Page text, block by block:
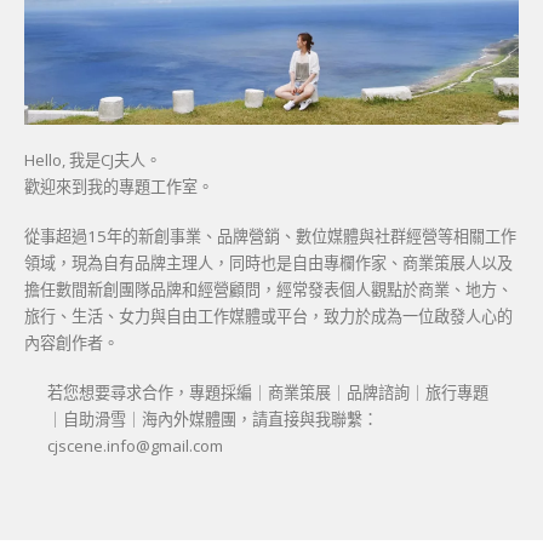
Hello, 我是CJ夫人。
歡迎來到我的專題工作室。
從事超過15年的新創事業、品牌營銷、數位媒體與社群經營等相關工作
領域，現為自有品牌主理人，同時也是自由專欄作家、商業策展人以及
擔任數間新創團隊品牌和經營顧問，經常發表個人觀點於商業、地方、
旅行、生活、女力與自由工作媒體或平台，致力於成為一位啟發人心的
內容創作者。
若您想要尋求合作，專題採編｜商業策展｜品牌諮詢｜旅行專題
｜自助滑雪｜海內外媒體團，請直接與我聯繫：
cjscene.info@gmail.com